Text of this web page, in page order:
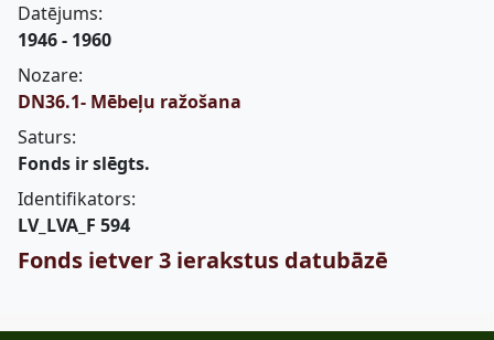
Datējums:
1946 - 1960
Nozare:
DN36.1- Mēbeļu ražošana
Saturs:
Fonds ir slēgts.
Identifikators:
LV_LVA_F 594
Fonds ietver 3 ierakstus datubāzē